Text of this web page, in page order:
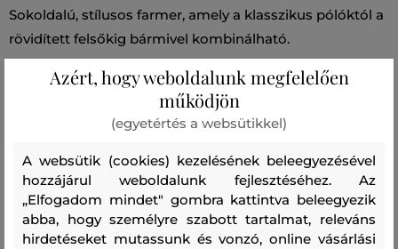
Sokoldalú, stílusos farmer, amely a klasszikus pólóktól a
rövidített felsőkig bármivel kombinálható.
Szezon: FW24 Termék kódja246J1119-624-JW-120
felső anyag
ORGANIKUS PAMUT
100 %
Azért, hogy weboldalunk megfelelően
működjön
(egyetértés a websütikkel)
A websütik (cookies) kezelésének beleegyezésével
hozzájárul weboldalunk fejlesztéséhez. Az
„Elfogadom mindet" gombra kattintva beleegyezik
abba, hogy személyre szabott tartalmat, releváns
hirdetéseket mutassunk és vonzó, online vásárlási